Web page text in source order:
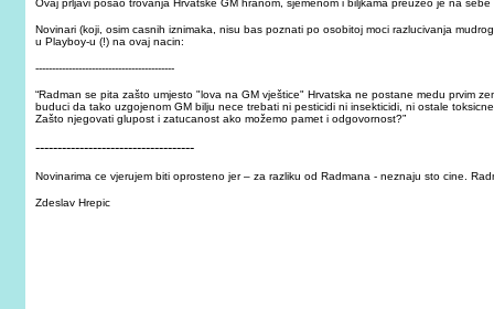
Ovaj prljavi posao trovanja Hrvatske GM hranom, sjemenom i biljkama preuzeo je na
Novinari (koji, osim casnih iznimaka, nisu bas poznati po osobitoj moci razlucivanja
u Playboy-u (!) na ovaj nacin:
------------------------------------------
“Radman se pita zašto umjesto "lova na GM vještice" Hrvatska ne postane medu prvim
buduci da tako uzgojenom GM bilju nece trebati ni pesticidi ni insekticidi, ni ostale
Zašto njegovati glupost i zatucanost ako možemo pamet i odgovornost?”
------------------------------------
Novinarima ce vjerujem biti oprosteno jer – za razliku od Radmana - neznaju sto cine.
Zdeslav Hrepic